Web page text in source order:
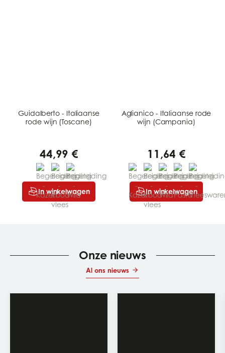
Guidalberto - Italiaanse
rode wijn (Toscane)
44,99 €
In winkelwagen
Aglianico - Italiaanse rode
wijn (Campania)
11,64 €
In winkelwagen
Onze nieuws
Al ons nieuws